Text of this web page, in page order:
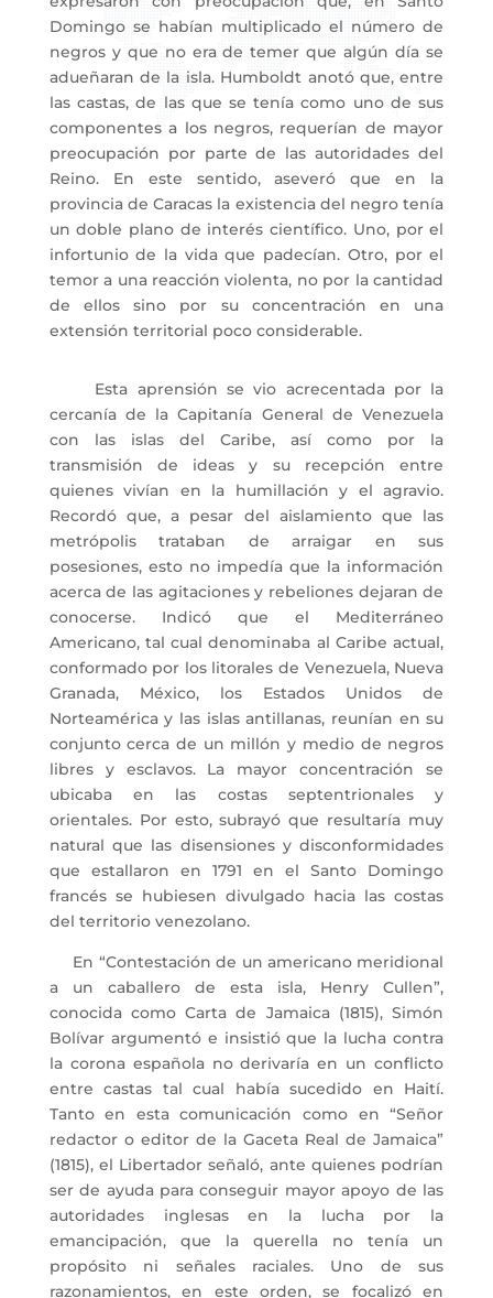
Domingo se habían multiplicado el número de
negros y que no era de temer que algún día se
adueñaran de la isla. Humboldt anotó que, entre
las castas, de las que se tenía como uno de sus
componentes a los negros, requerían de mayor
preocupación por parte de las autoridades del
Reino. En este sentido, aseveró que en la
provincia de Caracas la existencia del negro tenía
un doble plano de interés científico. Uno, por el
infortunio de la vida que padecían. Otro, por el
temor a una reacción violenta, no por la cantidad
de ellos sino por su concentración en una
extensión territorial poco considerable.
Esta aprensión se vio acrecentada por la
cercanía de la Capitanía General de Venezuela
con las islas del Caribe, así como por la
transmisión de ideas y su recepción entre
quienes vivían en la humillación y el agravio.
Recordó que, a pesar del aislamiento que las
metrópolis trataban de arraigar en sus
posesiones, esto no impedía que la información
acerca de las agitaciones y rebeliones dejaran de
conocerse. Indicó que el Mediterráneo
Americano, tal cual denominaba al Caribe actual,
conformado por los litorales de Venezuela, Nueva
Granada, México, los Estados Unidos de
Norteamérica y las islas antillanas, reunían en su
conjunto cerca de un millón y medio de negros
libres y esclavos. La mayor concentración se
ubicaba en las costas septentrionales y
orientales. Por esto, subrayó que resultaría muy
natural que las disensiones y disconformidades
que estallaron en 1791 en el Santo Domingo
francés se hubiesen divulgado hacia las costas
del territorio venezolano.
En “Contestación de un americano meridional
a un caballero de esta isla, Henry Cullen”,
conocida como Carta de Jamaica (1815), Simón
Bolívar argumentó e insistió que la lucha contra
la corona española no derivaría en un conflicto
entre castas tal cual había sucedido en Haití.
Tanto en esta comunicación como en “Señor
redactor o editor de la Gaceta Real de Jamaica”
(1815), el Libertador señaló, ante quienes podrían
ser de ayuda para conseguir mayor apoyo de las
autoridades inglesas en la lucha por la
emancipación, que la querella no tenía un
propósito ni señales raciales. Uno de sus
razonamientos, en este orden, se focalizó en